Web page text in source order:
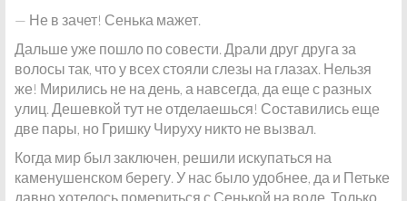
— Не в зачет! Сенька мажет.
Дальше уже пошло по совести. Драли друг друга за
волосы так, что у всех стояли слезы на глазах. Нельзя
же! Мирились не на день, а навсегда, да еще с разных
улиц. Дешевкой тут не отделаешься! Составились еще
две пары, но Гришку Чируху никто не вызвал.
Когда мир был заключен, решили искупаться на
каменушенском берегу. У нас было удобнее, да и Петьке
давно хотелось помериться с Сенькой на воде. Только